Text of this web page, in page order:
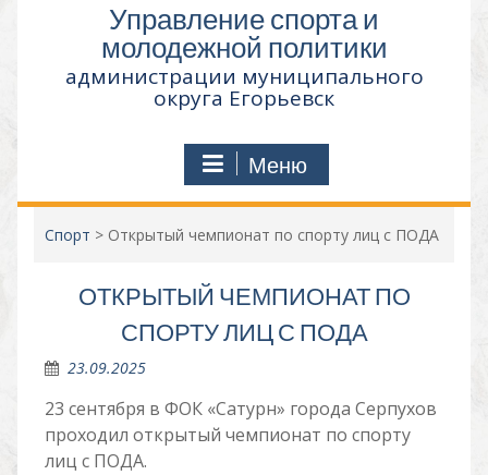
Управление спорта и
молодежной политики
администрации муниципального
округа Егорьевск
Меню
Спорт > Открытый чемпионат по спорту лиц с ПОДА
ОТКРЫТЫЙ ЧЕМПИОНАТ ПО
СПОРТУ ЛИЦ С ПОДА
23.09.2025
23 сентября в ФОК «Сатурн» города Серпухов
проходил открытый чемпионат по спорту
лиц с ПОДА.